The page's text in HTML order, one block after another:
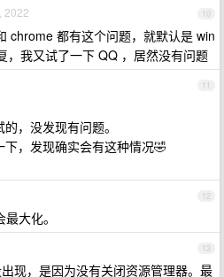
10
2022
chrome 都有这个问题，就默认是 win
，我又试了一下 QQ ，居然没有问题
11
，没发现有问题。
，发现确实会有这种情况🤣
12
大化。
13
现，是因为没有关闭资源管理器。最